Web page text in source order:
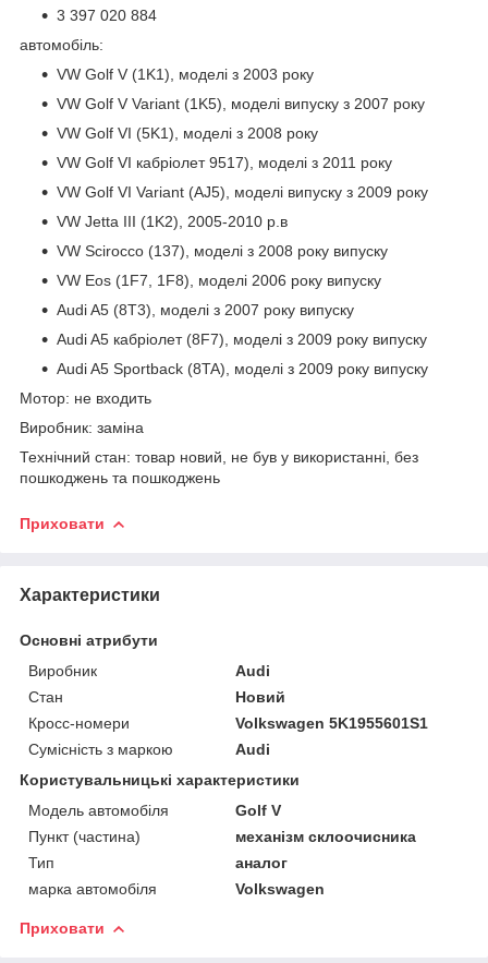
3 397 020 884
автомобіль:
VW Golf V (1K1), моделі з 2003 року
VW Golf V Variant (1K5), моделі випуску з 2007 року
VW Golf VI (5K1), моделі з 2008 року
VW Golf VI кабріолет 9517), моделі з 2011 року
VW Golf VI Variant (AJ5), моделі випуску з 2009 року
VW Jetta III (1K2), 2005-2010 р.в
VW Scirocco (137), моделі з 2008 року випуску
VW Eos (1F7, 1F8), моделі 2006 року випуску
Audi A5 (8T3), моделі з 2007 року випуску
Audi A5 кабріолет (8F7), моделі з 2009 року випуску
Audi A5 Sportback (8TA), моделі з 2009 року випуску
Мотор: не входить
Виробник: заміна
Технічний стан: товар новий, не був у використанні, без
пошкоджень та пошкоджень
Приховати
Характеристики
Основні атрибути
Виробник
Audi
Стан
Новий
Кросс-номери
Volkswagen 5K1955601S1
Сумісність з маркою
Audi
Користувальницькі характеристики
Модель автомобіля
Golf V
Пункт (частина)
механізм склоочисника
Тип
аналог
марка автомобіля
Volkswagen
Приховати